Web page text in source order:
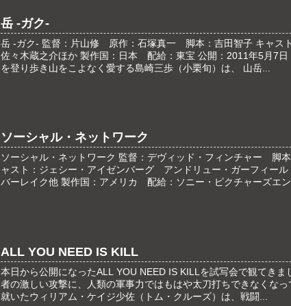
岳 -ガク-
岳 -ガク- 監督：片山修 原作：石塚真一 脚本：吉田智子 キャ
佐々木蔵之介ほか 製作国：日本 配給：東宝 公開：2011年5月7日
を登り歩き山をこよなく愛する島崎三歩（小栗旬）は、 山岳...
ソーシャル・ネットワーク
ソーシャル・ネットワーク 監督：デヴィッド・フィンチャー 脚
ャスト：ジェシー・アイゼンバーグ アンドリュー・ガーフィー
バーレイク他 製作国：アメリカ 配給：ソニー・ピクチャーズエ
ALL YOU NEED IS KILL
本日から公開になったALL YOU NEED IS KILLを試写会で観てきま
者の激しい攻撃に、人類の軍事力ではもはや太刀打ちできなくな
就いたウィリアム・ケイジ少佐（トム・クルーズ）は、戦闘...